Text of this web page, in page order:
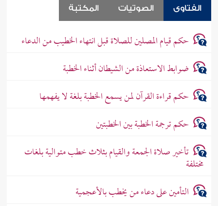
الفتاوى الصوتيات المكتبة
حكم قيام المصلين للصلاة قبل انتهاء الخطيب من الدعاء
ضوابط الاستعاذة من الشيطان أثناء الخطبة
حكم قراءة القرآن لمن يسمع الخطبة بلغة لا يفهمها
حكم ترجمة الخطبة بين الخطبتين
تأخير صلاة الجمعة والقيام بثلاث خطب متوالية بلغات
مختلفة
التأمين على دعاء من يخطب بالأعجمية